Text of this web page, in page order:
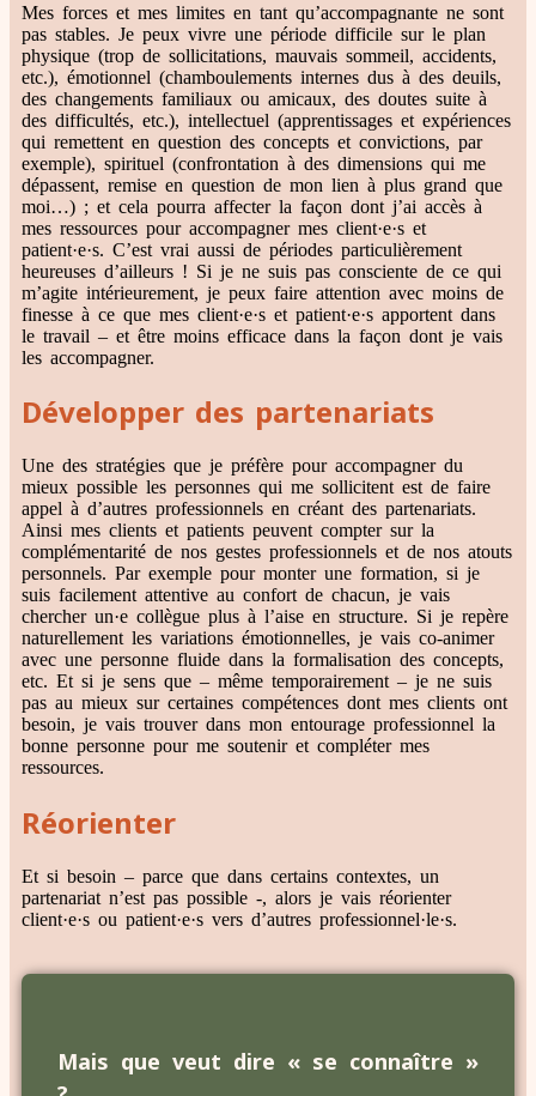
Mes forces et mes limites en tant qu’accompagnante ne sont
pas stables. Je peux vivre une période difficile sur le plan
physique (trop de sollicitations, mauvais sommeil, accidents,
etc.), émotionnel (chamboulements internes dus à des deuils,
des changements familiaux ou amicaux, des doutes suite à
des difficultés, etc.), intellectuel (apprentissages et expériences
qui remettent en question des concepts et convictions, par
exemple), spirituel (confrontation à des dimensions qui me
dépassent, remise en question de mon lien à plus grand que
moi…) ; et cela pourra affecter la façon dont j’ai accès à
mes ressources pour accompagner mes client·e·s et
patient·e·s. C’est vrai aussi de périodes particulièrement
heureuses d’ailleurs ! Si je ne suis pas consciente de ce qui
m’agite intérieurement, je peux faire attention avec moins de
finesse à ce que mes client·e·s et patient·e·s apportent dans
le travail – et être moins efficace dans la façon dont je vais
les accompagner.
Développer des partenariats
Une des stratégies que je préfère pour accompagner du
mieux possible les personnes qui me sollicitent est de faire
appel à d’autres professionnels en créant des partenariats.
Ainsi mes clients et patients peuvent compter sur la
complémentarité de nos gestes professionnels et de nos atouts
personnels. Par exemple pour monter une formation, si je
suis facilement attentive au confort de chacun, je vais
chercher un·e collègue plus à l’aise en structure. Si je repère
naturellement les variations émotionnelles, je vais co-animer
avec une personne fluide dans la formalisation des concepts,
etc. Et si je sens que – même temporairement – je ne suis
pas au mieux sur certaines compétences dont mes clients ont
besoin, je vais trouver dans mon entourage professionnel la
bonne personne pour me soutenir et compléter mes
ressources.
Réorienter
Et si besoin – parce que dans certains contextes, un
partenariat n’est pas possible -, alors je vais réorienter
client·e·s ou patient·e·s vers d’autres professionnel·le·s.
Mais que veut dire « se connaître »